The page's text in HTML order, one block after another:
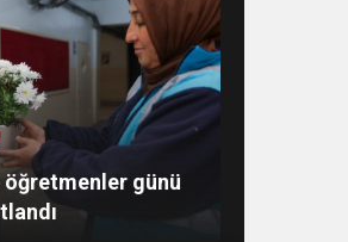
öğretmenler günü
Şahin: “İstikbalimizi
olan sizlersiniz”